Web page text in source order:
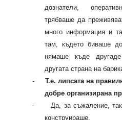
дознатели,
трябваше да
много информация и
там, където биваше
нямаше къде
другата страна на
-
Т.е. липсата на
добре организирана
-
Да, за съжаление,
конструираше.